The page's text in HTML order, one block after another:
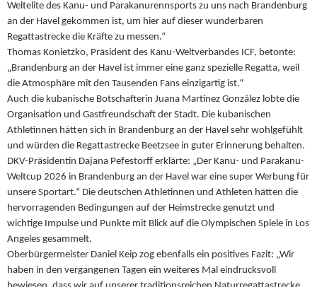
Weltelite des Kanu- und Parakanurennsports zu uns nach Brandenburg
an der Havel gekommen ist, um hier auf dieser wunderbaren
Regattastrecke die Kräfte zu messen.“
Thomas Konietzko, Präsident des Kanu-Weltverbandes ICF, betonte:
„Brandenburg an der Havel ist immer eine ganz spezielle Regatta, weil
die Atmosphäre mit den Tausenden Fans einzigartig ist.“
Auch die kubanische Botschafterin Juana Martínez González lobte die
Organisation und Gastfreundschaft der Stadt. Die kubanischen
Athletinnen hätten sich in Brandenburg an der Havel sehr wohlgefühlt
und würden die Regattastrecke Beetzsee in guter Erinnerung behalten.
DKV-Präsidentin Dajana Pefestorff erklärte: „Der Kanu- und Parakanu-
Weltcup 2026 in Brandenburg an der Havel war eine super Werbung für
unsere Sportart.“ Die deutschen Athletinnen und Athleten hätten die
hervorragenden Bedingungen auf der Heimstrecke genutzt und
wichtige Impulse und Punkte mit Blick auf die Olympischen Spiele in Los
Angeles gesammelt.
Oberbürgermeister Daniel Keip zog ebenfalls ein positives Fazit: „Wir
haben in den vergangenen Tagen ein weiteres Mal eindrucksvoll